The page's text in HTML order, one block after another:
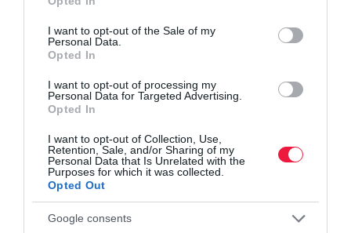
use your data for below specified purposes in below Google
consent section.
I want to opt-out of the Sale of my
Personal Data.
Opted In
I want to opt-out of processing my
Personal Data for Targeted Advertising.
Opted In
I want to opt-out of Collection, Use,
Retention, Sale, and/or Sharing of my
Personal Data that Is Unrelated with the
Purposes for which it was collected.
Opted Out
Google consents
PÁLYÁZAT
Hölgyek! Vállalkozzatok! Itt van egy kis segítség!